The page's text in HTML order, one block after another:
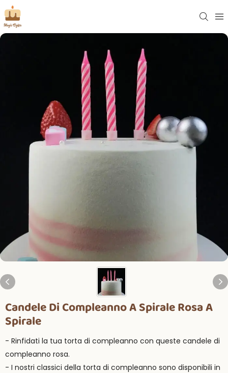
Candele Di Compleanno A Spirale Rosa A
Spirale
- Rinfidati la tua torta di compleanno con queste candele di
compleanno rosa.
- I nostri classici della torta di compleanno sono disponibili in